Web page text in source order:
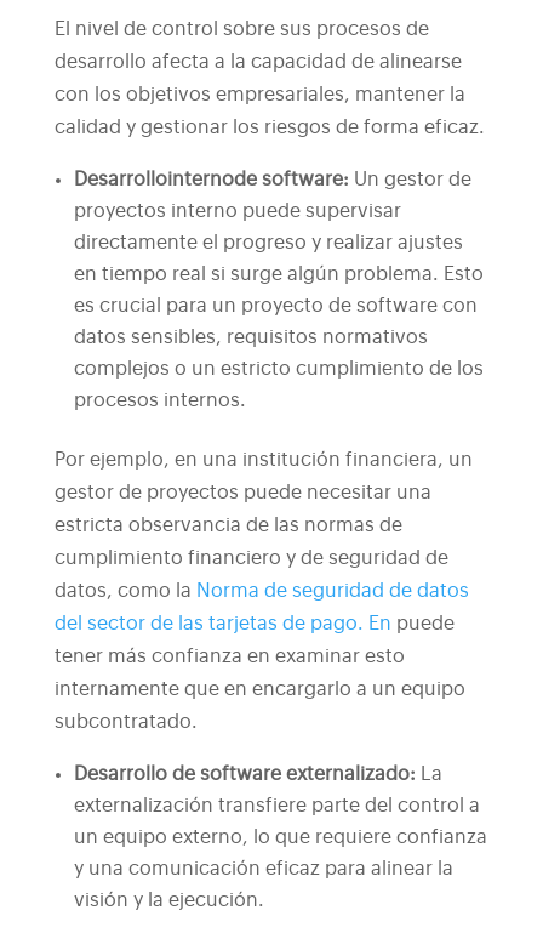
El nivel de control sobre sus procesos de
desarrollo afecta a la capacidad de alinearse
con los objetivos empresariales, mantener la
calidad y gestionar los riesgos de forma eficaz.
Desarrollointernode software: Un gestor de
proyectos interno puede supervisar
directamente el progreso y realizar ajustes
en tiempo real si surge algún problema. Esto
es crucial para un proyecto de software con
datos sensibles, requisitos normativos
complejos o un estricto cumplimiento de los
procesos internos.
Por ejemplo, en una institución financiera, un
gestor de proyectos puede necesitar una
estricta observancia de las normas de
cumplimiento financiero y de seguridad de
datos, como la Norma de seguridad de datos
del sector de las tarjetas de pago. En puede
tener más confianza en examinar esto
internamente que en encargarlo a un equipo
subcontratado.
Desarrollo de software externalizado:
La
externalización transfiere parte del control a
un equipo externo, lo que requiere confianza
y una comunicación eficaz para alinear la
visión y la ejecución.